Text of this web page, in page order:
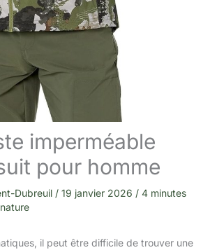
imperméable
pour homme
Dubreuil / 19 janvier 2026 / 4 minutes
il peut être difficile de trouver une